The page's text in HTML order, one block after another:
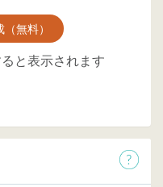
無料）
と表示されます